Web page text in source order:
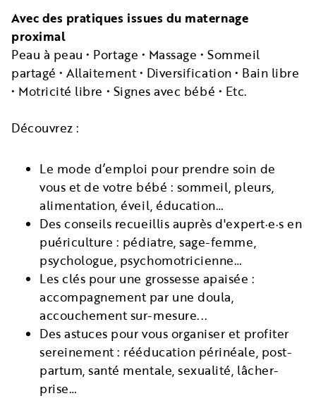
Avec des pratiques issues du maternage
proximal
Peau à peau • Portage • Massage • Sommeil
partagé • Allaitement • Diversification • Bain libre
• Motricité libre • Signes avec bébé • Etc.
Découvrez :
Le mode d’emploi pour prendre soin de
vous et de votre bébé : sommeil, pleurs,
alimentation, éveil, éducation…
Des conseils recueillis auprès d'expert·e·s en
puériculture : pédiatre, sage-femme,
psychologue, psychomotricienne…
Les clés pour une grossesse apaisée :
accompagnement par une doula,
accouchement sur-mesure...
Des astuces pour vous organiser et profiter
sereinement : rééducation périnéale, post-
partum, santé mentale, sexualité, lâcher-
prise…